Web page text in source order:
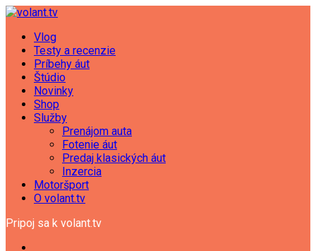
Vlog
Testy a recenzie
Príbehy áut
Štúdio
Novinky
Shop
Služby
Prenájom auta
Fotenie áut
Predaj klasických áut
Inzercia
Motoršport
O volant.tv
Pripoj sa k volant.tv